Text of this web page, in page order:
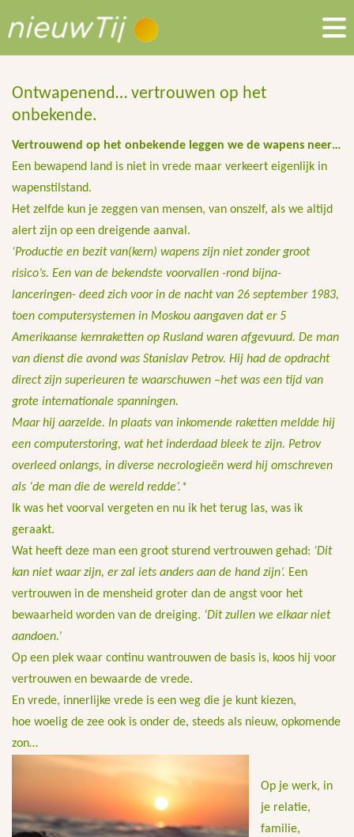
Ontwapenend… vertrouwen op het
onbekende.
Vertrouwend op het onbekende leggen we de wapens neer…
Een bewapend land is niet in vrede maar verkeert eigenlijk in
wapenstilstand.
Het zelfde kun je zeggen van mensen, van onszelf, als we altijd
alert zijn op een dreigende aanval.
‘Productie en bezit van(kern) wapens zijn niet zonder groot
risico’s. Een van de bekendste voorvallen -rond bijna-
lanceringen- deed zich voor in de nacht van 26 september 1983,
toen computersystemen in Moskou aangaven dat er 5
Amerikaanse kernraketten op Rusland waren afgevuurd. De man
van dienst die avond was Stanislav Petrov. Hij had de opdracht
direct zijn superieuren te waarschuwen –het was een tijd van
grote internationale spanningen.
Maar hij aarzelde. In plaats van inkomende raketten meldde hij
een computerstoring, wat het inderdaad bleek te zijn. Petrov
overleed onlangs, in diverse necrologieën werd hij omschreven
als ‘de man die de wereld redde’.*
Ik was het voorval vergeten en nu ik het terug las, was ik
geraakt.
Wat heeft deze man een groot sturend vertrouwen gehad: ‘Dit
kan niet waar zijn, er zal iets anders aan de hand zijn’. Een
vertrouwen in de mensheid groter dan de angst voor het
bewaarheid worden van de dreiging. ‘Dit zullen we elkaar niet
aandoen.’
Op een plek waar continu wantrouwen de basis is, koos hij voor
vertrouwen en bewaarde de vrede.
En vrede, innerlijke vrede is een weg die je kunt kiezen,
hoe woelig de zee ook is onder de, steeds als nieuw, opkomende
zon…
Op je werk, in
je relatie,
familie,